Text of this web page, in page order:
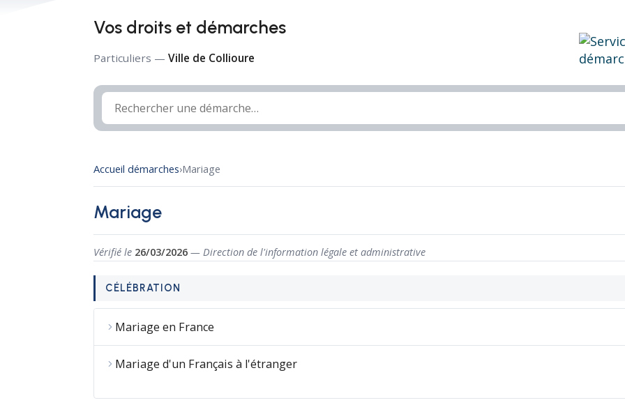
Vos droits et démarches
Particuliers —Ville de Collioure
Accueil démarches›Mariage
Mariage
Vérifié le 26/03/2026 — Direction de l'information légale et administrative
CÉLÉBRATION
Mariage en France
Mariage d'un Français à l'étranger